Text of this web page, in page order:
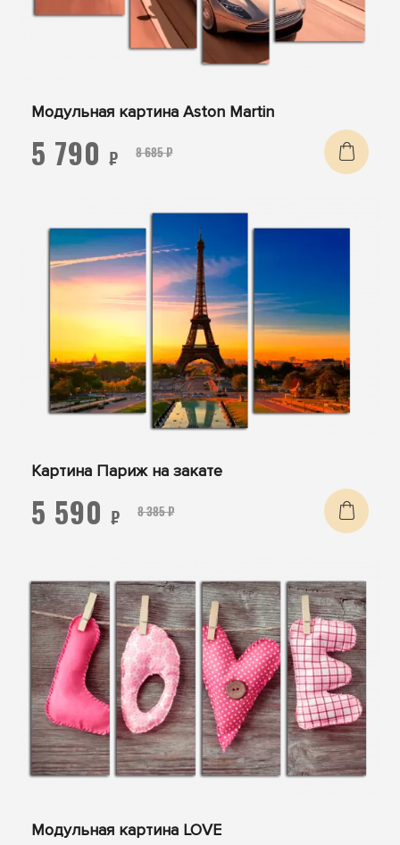
Модульная картина Aston Martin
8 685 ₽
5 790 ₽
Картина Париж на закате
8 385 ₽
5 590 ₽
Модульная картина LOVE